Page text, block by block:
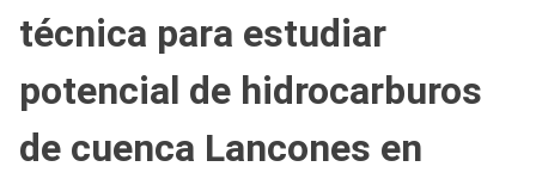
técnica para estudiar
potencial de hidrocarburos
de cuenca Lancones en